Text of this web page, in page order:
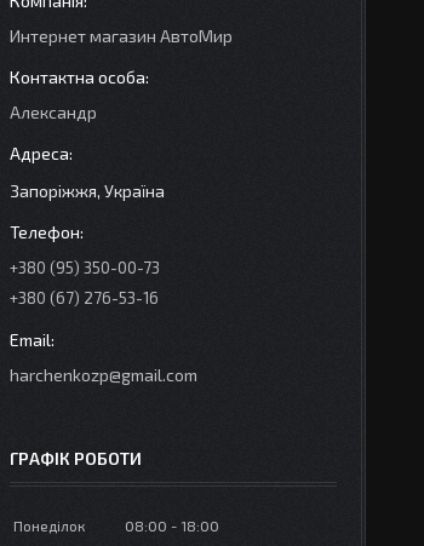
Интернет магазин АвтоМир
Александр
Запоріжжя, Україна
+380 (95) 350-00-73
+380 (67) 276-53-16
harchenkozp@gmail.com
ГРАФІК РОБОТИ
Понеділок 08:00
18:00